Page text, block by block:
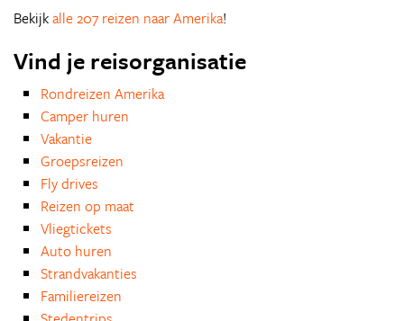
Bekijkalle 207 reizen naar Amerika!
Vind je reisorganisatie
Rondreizen Amerika
Camper huren
Vakantie
Groepsreizen
Fly drives
Reizen op maat
Vliegtickets
Auto huren
Strandvakanties
Familiereizen